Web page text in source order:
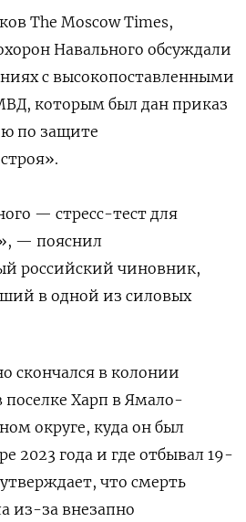
The Moscow Times,
Навального обсуждали
с высокопоставленными
которым был дан приказ
по защите
— стресс-тест для
— пояснил
российский чиновник,
в одной из силовых
скончался в колонии
Харп в Ямало-
округе, куда он был
2023 года и где отбывал 19-
что смерть
из-за внезапно